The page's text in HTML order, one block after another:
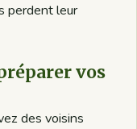
perdent leur
vos
des voisins